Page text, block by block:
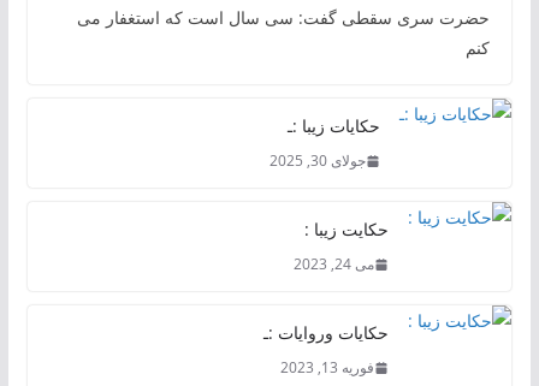
حضرت سری سقطی گفت: سی سال است که استغفار می
کنم
حکایات زیبا :ـ
جولای 30, 2025
حکایت زیبا :
می 24, 2023
حکایات وروایات :ـ
فوریه 13, 2023